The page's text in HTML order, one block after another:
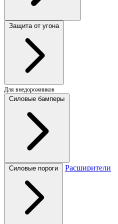
Защита от угона
Для внедорожников
Силовые бамперы
Силовые пороги Расширители